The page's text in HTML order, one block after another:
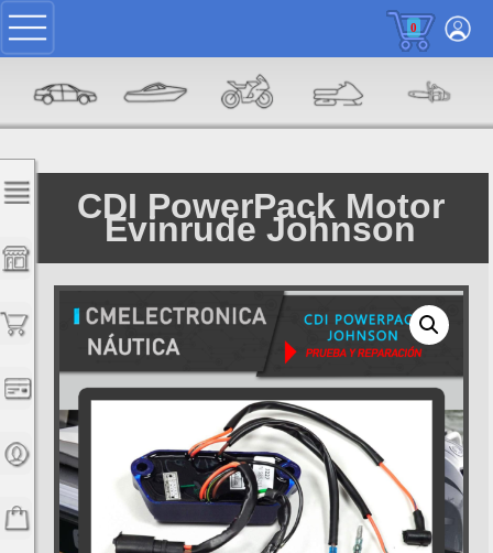
0
CDI PowerPack Motor
Evinrude Johnson